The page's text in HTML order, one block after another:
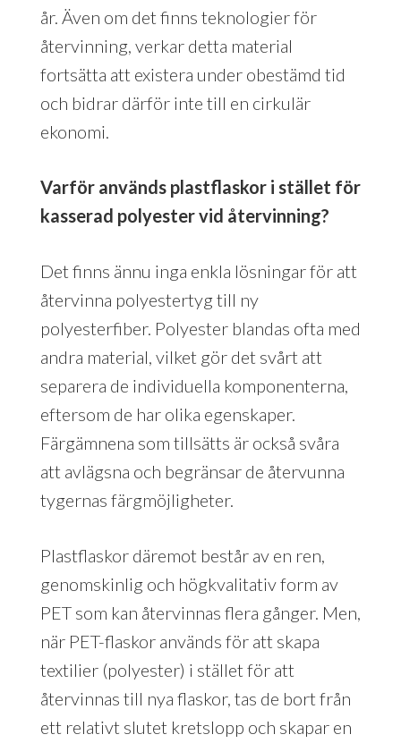
år. Även om det finns teknologier för
återvinning, verkar detta material
fortsätta att existera under obestämd tid
och bidrar därför inte till en cirkulär
ekonomi.
Varför används plastflaskor i stället för
kasserad polyester vid återvinning?
Det finns ännu inga enkla lösningar för att
återvinna polyestertyg till ny
polyesterfiber. Polyester blandas ofta med
andra material, vilket gör det svårt att
separera de individuella komponenterna,
eftersom de har olika egenskaper.
Färgämnena som tillsätts är också svåra
att avlägsna och begränsar de återvunna
tygernas färgmöjligheter.
Plastflaskor däremot består av en ren,
genomskinlig och högkvalitativ form av
PET som kan återvinnas flera gånger. Men,
när PET-flaskor används för att skapa
textilier (polyester) i stället för att
återvinnas till nya flaskor, tas de bort från
ett relativt slutet kretslopp och skapar en